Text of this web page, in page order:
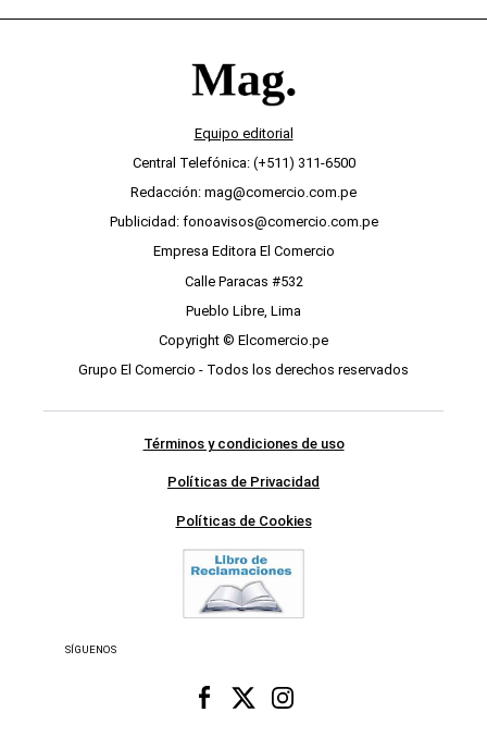
Equipo editorial
Central Telefónica: (+511) 311-6500
Redacción: mag@comercio.com.pe
Publicidad: fonoavisos@comercio.com.pe
Empresa Editora El Comercio
Calle Paracas #532
Pueblo Libre, Lima
Copyright © Elcomercio.pe
Grupo El Comercio - Todos los derechos reservados
Términos y condiciones de uso
Políticas de Privacidad
Políticas de Cookies
SÍGUENOS